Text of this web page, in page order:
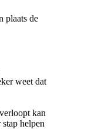
plaats de
weet dat
kan
helpen